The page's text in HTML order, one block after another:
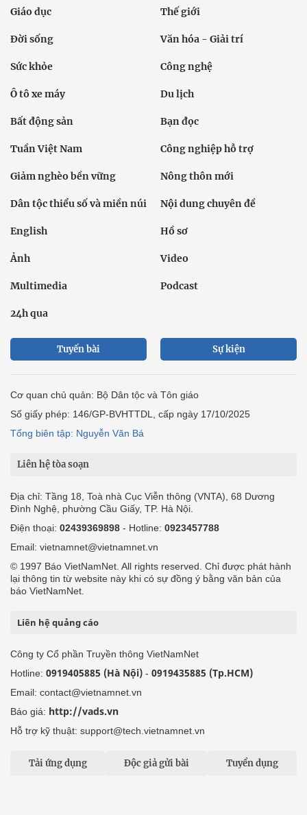
Giáo dục Thế giới
Đời sống Văn hóa - Giải trí
Sức khỏe Công nghệ
Ô tô xe máy Du lịch
Bất động sản Bạn đọc
Tuần Việt Nam Công nghiệp hỗ trợ
Giảm nghèo bền vững Nông thôn mới
Dân tộc thiểu số và miền núi Nội dung chuyên đề
English Hồ sơ
Ảnh Video
Multimedia Podcast
24h qua
Tuyến bài Sự kiện
Cơ quan chủ quản: Bộ Dân tộc và Tôn giáo
Số giấy phép: 146/GP-BVHTTDL, cấp ngày 17/10/2025
Tổng biên tập: Nguyễn Văn Bá
Liên hệ tòa soạn
Địa chỉ: Tầng 18, Toà nhà Cục Viễn thông (VNTA), 68 Dương
Đình Nghệ, phường Cầu Giấy, TP. Hà Nội.
Điện thoại: 02439369898 - Hotline: 0923457788
Email: vietnamnet@vietnamnet.vn
© 1997 Báo VietNamNet. All rights reserved. Chỉ được phát hành
lại thông tin từ website này khi có sự đồng ý bằng văn bản của
báo VietNamNet.
Liên hệ quảng cáo
Công ty Cổ phần Truyền thông VietNamNet
Hotline: 0919405885 (Hà Nội) - 0919435885 (Tp.HCM)
Email: contact@vietnamnet.vn
Báo giá: http://vads.vn
Hỗ trợ kỹ thuật: support@tech.vietnamnet.vn
Tải ứng dụng Độc giả gửi bài Tuyển dụng